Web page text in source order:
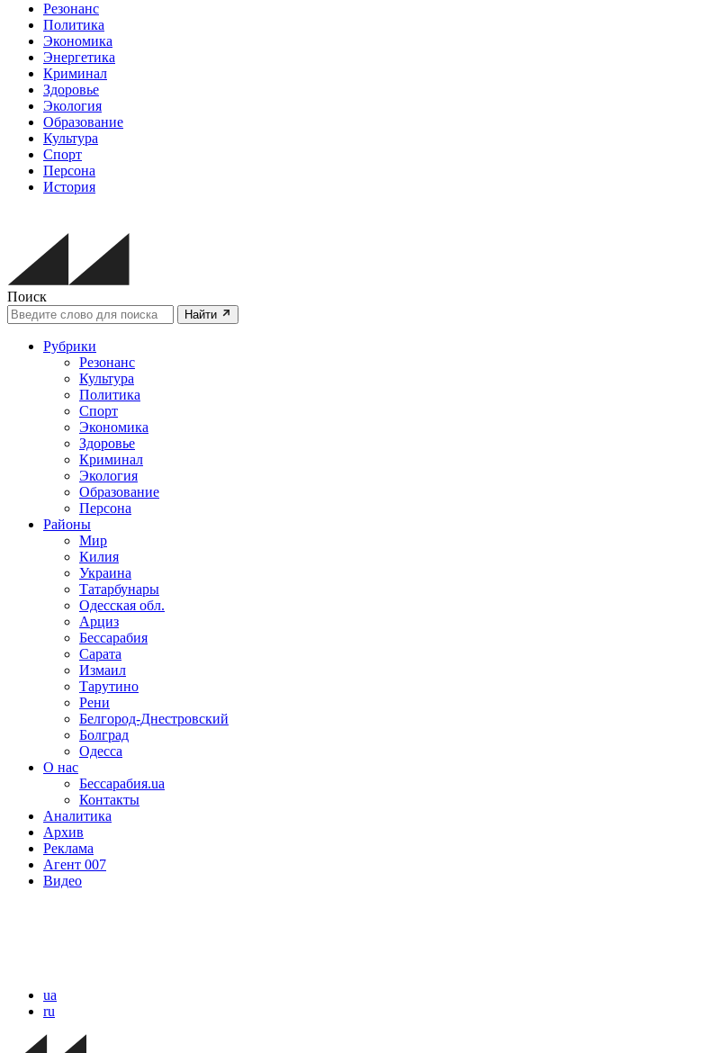
Резонанс
Политика
Экономика
Энергетика
Криминал
Здоровье
Экология
Образование
Культура
Спорт
Персона
История
Поиск
Найти
Рубрики
Резонанс
Культура
Политика
Спорт
Экономика
Здоровье
Криминал
Экология
Образование
Персона
Районы
Мир
Килия
Украина
Татарбунары
Одесская обл.
Арциз
Бессарабия
Сарата
Измаил
Тарутино
Рени
Белгород-Днестровский
Болград
Одесса
О нас
Бессарабия.ua
Контакты
Аналитика
Архив
Реклама
Агент 007
Видео
ua
ru